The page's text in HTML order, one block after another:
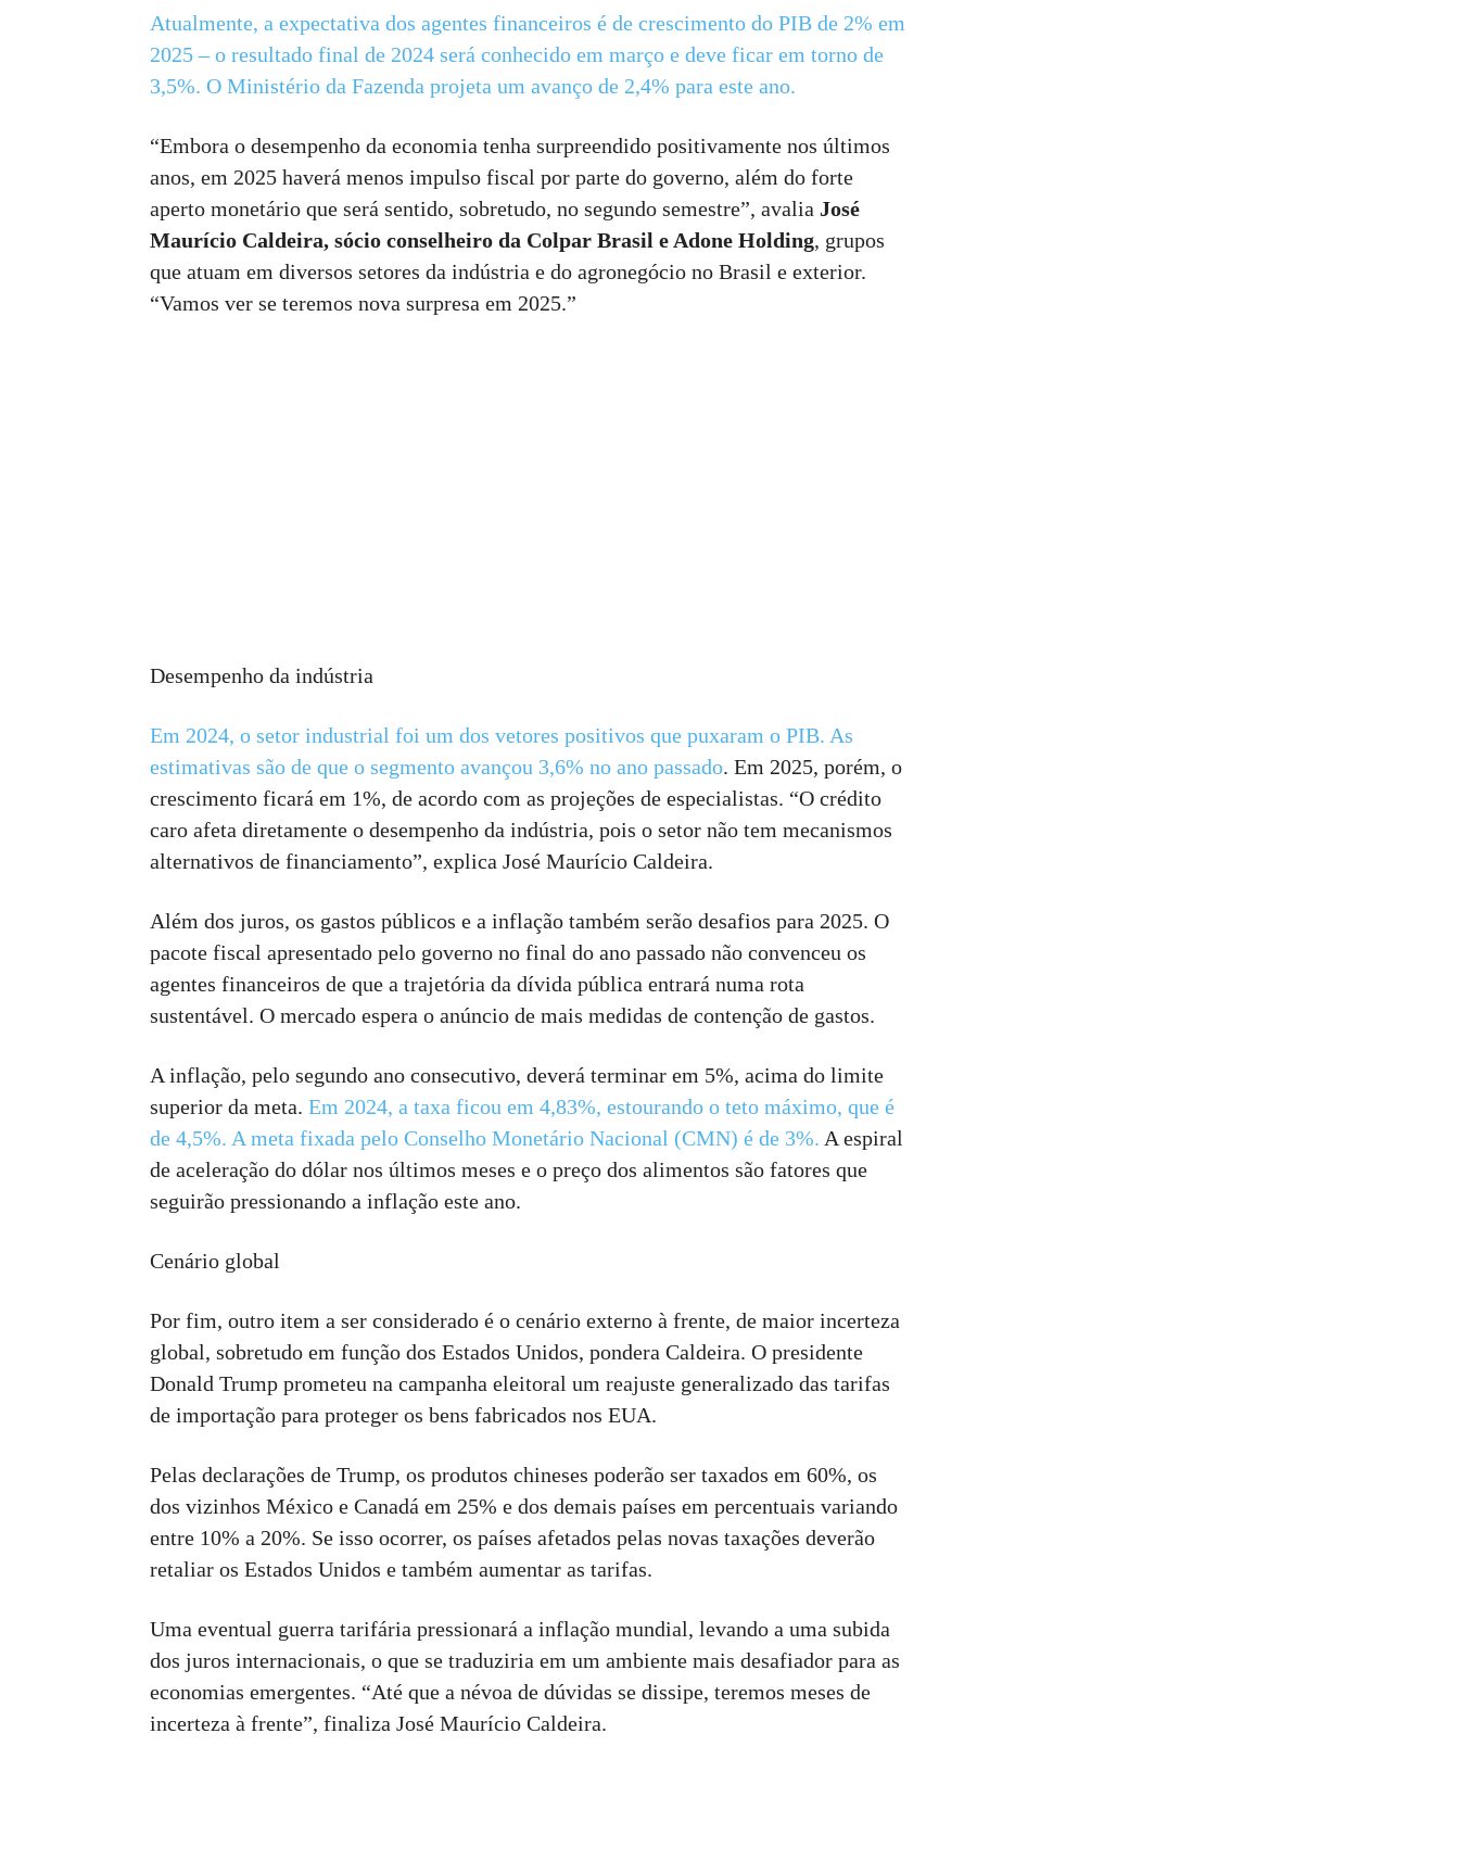
Atualmente, a expectativa dos agentes financeiros é de crescimento do PIB de 2% em
2025 – o resultado final de 2024 será conhecido em março e deve ficar em torno de
3,5%. O Ministério da Fazenda projeta um avanço de 2,4% para este ano.
“Embora o desempenho da economia tenha surpreendido positivamente nos últimos
anos, em 2025 haverá menos impulso fiscal por parte do governo, além do forte
aperto monetário que será sentido, sobretudo, no segundo semestre”, avalia José
Maurício Caldeira, sócio conselheiro da Colpar Brasil e Adone Holding, grupos
que atuam em diversos setores da indústria e do agronegócio no Brasil e exterior.
“Vamos ver se teremos nova surpresa em 2025.”
Desempenho da indústria
Em 2024, o setor industrial foi um dos vetores positivos que puxaram o PIB. As
estimativas são de que o segmento avançou 3,6% no ano passado. Em 2025, porém, o
crescimento ficará em 1%, de acordo com as projeções de especialistas. “O crédito
caro afeta diretamente o desempenho da indústria, pois o setor não tem mecanismos
alternativos de financiamento”, explica José Maurício Caldeira.
Além dos juros, os gastos públicos e a inflação também serão desafios para 2025. O
pacote fiscal apresentado pelo governo no final do ano passado não convenceu os
agentes financeiros de que a trajetória da dívida pública entrará numa rota
sustentável. O mercado espera o anúncio de mais medidas de contenção de gastos.
A inflação, pelo segundo ano consecutivo, deverá terminar em 5%, acima do limite
superior da meta. Em 2024, a taxa ficou em 4,83%, estourando o teto máximo, que é
de 4,5%. A meta fixada pelo Conselho Monetário Nacional (CMN) é de 3%. A espiral
de aceleração do dólar nos últimos meses e o preço dos alimentos são fatores que
seguirão pressionando a inflação este ano.
Cenário global
Por fim, outro item a ser considerado é o cenário externo à frente, de maior incerteza
global, sobretudo em função dos Estados Unidos, pondera Caldeira. O presidente
Donald Trump prometeu na campanha eleitoral um reajuste generalizado das tarifas
de importação para proteger os bens fabricados nos EUA.
Pelas declarações de Trump, os produtos chineses poderão ser taxados em 60%, os
dos vizinhos México e Canadá em 25% e dos demais países em percentuais variando
entre 10% a 20%. Se isso ocorrer, os países afetados pelas novas taxações deverão
retaliar os Estados Unidos e também aumentar as tarifas.
Uma eventual guerra tarifária pressionará a inflação mundial, levando a uma subida
dos juros internacionais, o que se traduziria em um ambiente mais desafiador para as
economias emergentes. “Até que a névoa de dúvidas se dissipe, teremos meses de
incerteza à frente”, finaliza José Maurício Caldeira.